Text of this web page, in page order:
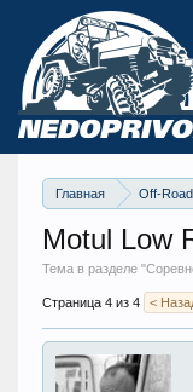
Главная Off-
Motul Low
Тема в разделе "
Страница 4 из 4 <